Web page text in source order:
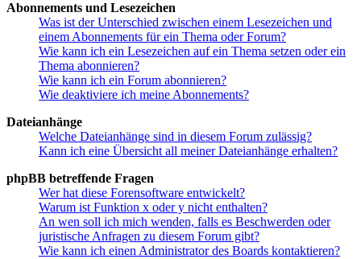
Abonnements und Lesezeichen
Was ist der Unterschied zwischen einem Lesezeichen und
einem Abonnements für ein Thema oder Forum?
Wie kann ich ein Lesezeichen auf ein Thema setzen oder ein
Thema abonnieren?
Wie kann ich ein Forum abonnieren?
Wie deaktiviere ich meine Abonnements?
Dateianhänge
Welche Dateianhänge sind in diesem Forum zulässig?
Kann ich eine Übersicht all meiner Dateianhänge erhalten?
phpBB betreffende Fragen
Wer hat diese Forensoftware entwickelt?
Warum ist Funktion x oder y nicht enthalten?
An wen soll ich mich wenden, falls es Beschwerden oder
juristische Anfragen zu diesem Forum gibt?
Wie kann ich einen Administrator des Boards kontaktieren?